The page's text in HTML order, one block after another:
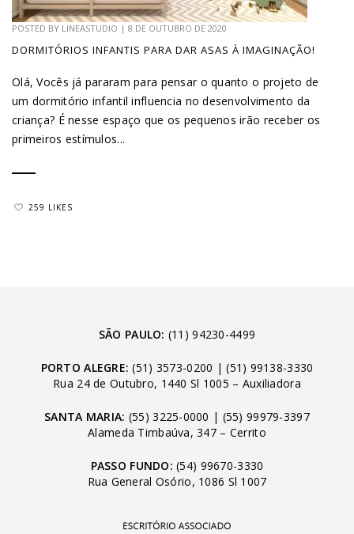
POSTED BY LINEASTUDIO | 8 DE OUTUBRO DE 2020
DORMITÓRIOS INFANTIS PARA DAR ASAS À IMAGINAÇÃO!
Olá, Vocês já pararam para pensar o quanto o projeto de
um dormitório infantil influencia no desenvolvimento da
criança? É nesse espaço que os pequenos irão receber os
primeiros estímulos...
259 LIKES
SÃO PAULO: (11) 94230-4499
PORTO ALEGRE: (51) 3573-0200 |(51) 99138-3330
Rua 24 de Outubro, 1440 Sl 1005 – Auxiliadora
SANTA MARIA: (55) 3225-0000 | (55) 99979-3397
Alameda Timbaúva, 347 – Cerrito
PASSO FUNDO: (54) 99670-3330
Rua General Osório, 1086 Sl 1007